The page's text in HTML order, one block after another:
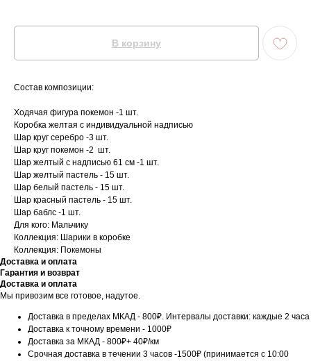
В корзину
Состав композиции:
Ходячая фигура покемон -1 шт.
Коробка желтая с индивидуальной надписью
Шар круг серебро -3 шт.
Шар круг покемон -2 шт.
Шар желтый с надписью 61 см -1 шт.
Шар желтый пастель - 15 шт.
Шар белый пастель - 15 шт.
Шар красный пастель - 15 шт.
Шар баблс -1 шт.
Для кого: Мальчику
Коллекция: Шарики в коробке
Коллекция: Покемоны
Доставка и оплата
Гарантия и возврат
Доставка и оплата
Мы привозим все готовое, надутое.
Доставка в пределах МКАД - 800₽. Интервалы доставки: каждые 2 часа
Доставка к точному времени - 1000₽
Доставка за МКАД - 800₽+ 40₽/км
Срочная доставка в течении 3 часов -1500₽ (принимается с 10:00